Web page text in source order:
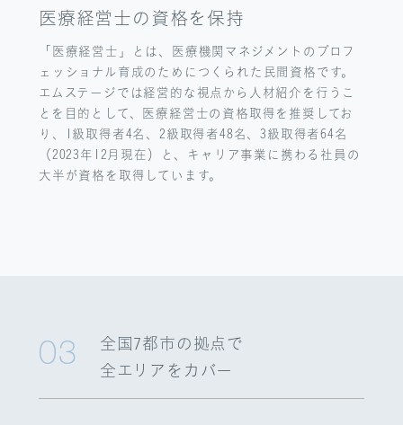
医療経営士の 資格を保持
「医療経営士」とは、医療機関マネジメントのプロフ
ェッショナル育成のためにつくられた民間資格です。
エムステージでは経営的な視点から人材紹介を行うこ
とを目的として、医療経営士の資格取得を推奨してお
り、1級取得者4名、2級取得者48名、3級取得者64名
（2023年12月現在）と、キャリア事業に携わる社員の
大半が資格を取得しています。
03
全国7都市の拠点で
全エリアをカバー